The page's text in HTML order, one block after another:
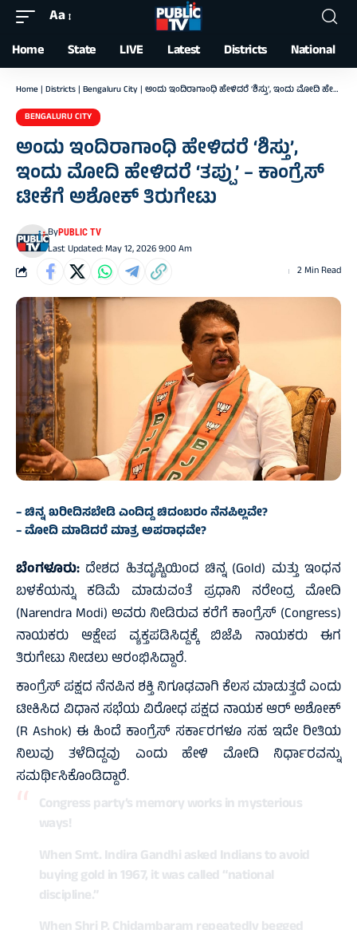
Font
Resizer
Aa
Home State LIVE Latest Districts National
Home | Districts | Bengaluru City | ಅಂದು ಇಂದಿರಾಗಾಂಧಿ ಹೇಳಿದರೆ ‘ಶಿಸ್ತು’, ಇಂದು ಮೋದಿ ಹೇಳಿದರೆ ‘ತಪ್ಪು’ – ಕಾಂಗ್ರೆಸ್‌ ಟೀಕೆಗೆ ಅಶೋಕ್‌ ತಿರುಗೇಟು
BENGALURU CITY
ಅಂದು ಇಂದಿರಾಗಾಂಧಿ ಹೇಳಿದರೆ ‘ಶಿಸ್ತು’,
ಇಂದು ಮೋದಿ ಹೇಳಿದರೆ ‘ತಪ್ಪು’ – ಕಾಂಗ್ರೆಸ್‌
ಟೀಕೆಗೆ ಅಶೋಕ್‌ ತಿರುಗೇಟು
Last Updated: May 12, 2026 9:00 Am
ByPUBLIC TV
2 Min Read
– ಚಿನ್ನ ಖರೀದಿಸಬೇಡಿ ಎಂದಿದ್ದ ಚಿದಂಬರಂ ನೆನಪಿಲ್ಲವೇ?
– ಮೋದಿ ಮಾಡಿದರೆ ಮಾತ್ರ ಅಪರಾಧವೇ?
ಬೆಂಗಳೂರು: ದೇಶದ ಹಿತದೃಷ್ಟಿಯಿಂದ ಚಿನ್ನ (Gold) ಮತ್ತು ಇಂಧನ
ಬಳಕೆಯನ್ನು ಕಡಿಮೆ ಮಾಡುವಂತೆ ಪ್ರಧಾನಿ ನರೇಂದ್ರ ಮೋದಿ
(Narendra Modi) ಅವರು ನೀಡಿರುವ ಕರೆಗೆ ಕಾಂಗ್ರೆಸ್ (Congress)
ನಾಯಕರು ಆಕ್ಷೇಪ ವ್ಯಕ್ತಪಡಿಸಿದ್ದಕ್ಕೆ ಬಿಜೆಪಿ ನಾಯಕರು ಈಗ
ತಿರುಗೇಟು ನೀಡಲು ಆರಂಭಿಸಿದ್ದಾರೆ.
ಕಾಂಗ್ರೆಸ್ ಪಕ್ಷದ ನೆನಪಿನ ಶಕ್ತಿ ನಿಗೂಢವಾಗಿ ಕೆಲಸ ಮಾಡುತ್ತದೆ ಎಂದು
ಟೀಕಿಸಿದ ವಿಧಾನ ಸಭೆಯ ವಿರೋಧ ಪಕ್ಷದ ನಾಯಕ ಆರ್‌ ಅಶೋಕ್‌
(R Ashok) ಈ ಹಿಂದೆ ಕಾಂಗ್ರೆಸ್ ಸರ್ಕಾರಗಳೂ ಸಹ ಇದೇ ರೀತಿಯ
ನಿಲುವು ತಳೆದಿದ್ದವು ಎಂದು ಹೇಳಿ ಮೋದಿ ನಿರ್ಧಾರವನ್ನು
ಸಮರ್ಥಿಸಿಕೊಂಡಿದ್ದಾರೆ.
Congress party’s memory works in mysterious
ways!
When Smt. Indira Gandhi asked Indians to avoid
buying gold in 1967, it was called “national
discipline.”